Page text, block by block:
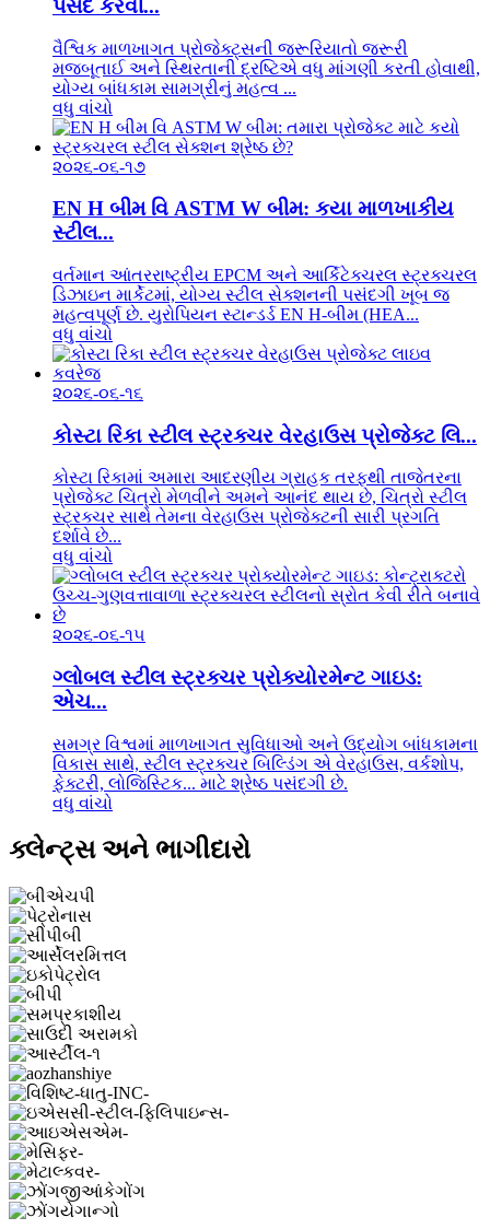
પસંદ કરવી...
વૈશ્વિક માળખાગત પ્રોજેક્ટ્સની જરૂરિયાતો જરૂરી
મજબૂતાઈ અને સ્થિરતાની દ્રષ્ટિએ વધુ માંગણી કરતી હોવાથી,
યોગ્ય બાંધકામ સામગ્રીનું મહત્વ ...
વધુ વાંચો
૨૦૨૬-૦૬-૧૭
EN H બીમ વિ ASTM W બીમ: કયા માળખાકીય
સ્ટીલ...
વર્તમાન આંતરરાષ્ટ્રીય EPCM અને આર્કિટેક્ચરલ સ્ટ્રક્ચરલ
ડિઝાઇન માર્કેટમાં, યોગ્ય સ્ટીલ સેક્શનની પસંદગી ખૂબ જ
મહત્વપૂર્ણ છે. યુરોપિયન સ્ટાન્ડર્ડ EN H-બીમ (HEA...
વધુ વાંચો
૨૦૨૬-૦૬-૧૬
કોસ્ટા રિકા સ્ટીલ સ્ટ્રક્ચર વેરહાઉસ પ્રોજેક્ટ લિ...
કોસ્ટા રિકામાં અમારા આદરણીય ગ્રાહક તરફથી તાજેતરના
પ્રોજેક્ટ ચિત્રો મેળવીને અમને આનંદ થાય છે, ચિત્રો સ્ટીલ
સ્ટ્રક્ચર સાથે તેમના વેરહાઉસ પ્રોજેક્ટની સારી પ્રગતિ
દર્શાવે છે...
વધુ વાંચો
૨૦૨૬-૦૬-૧૫
ગ્લોબલ સ્ટીલ સ્ટ્રક્ચર પ્રોક્યોરમેન્ટ ગાઇડ:
એચ...
સમગ્ર વિશ્વમાં માળખાગત સુવિધાઓ અને ઉદ્યોગ બાંધકામના
વિકાસ સાથે, સ્ટીલ સ્ટ્રક્ચર બિલ્ડિંગ એ વેરહાઉસ, વર્કશોપ,
ફેક્ટરી, લોજિસ્ટિક... માટે શ્રેષ્ઠ પસંદગી છે.
વધુ વાંચો
ક્લેન્ટ્સ અને ભાગીદારો